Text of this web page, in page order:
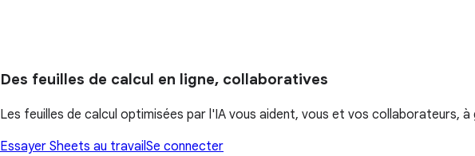
Des feuilles de calcul en ligne, collaboratives
Les feuilles de calcul optimisées par l'IA vous aident, vous et vos collaborateurs, à
Essayer Sheets au travailSe connecter